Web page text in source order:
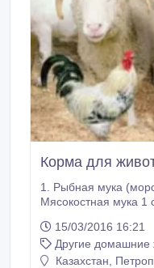
Корма для
1. Рыбная мука
Мясокостная мука 1
4. Кровяная мука свиная
/кг. 5. Мясокостная
Мука рыбная
15/03/2016 16:21
Другие домашние
Казахстан,